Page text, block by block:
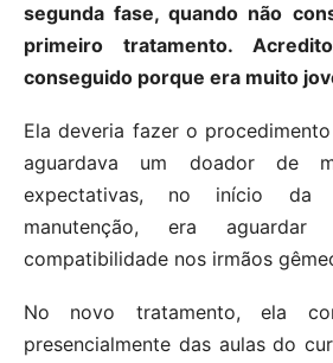
segunda fase, quando não
primeiro tratamento.
conseguido porque era muito
Ela deveria fazer o
aguardava um doador de
expectativas, no início da
manutenção, era
compatibilidade nos irmãos
No novo tratamento, ela
presencialmente das aulas do